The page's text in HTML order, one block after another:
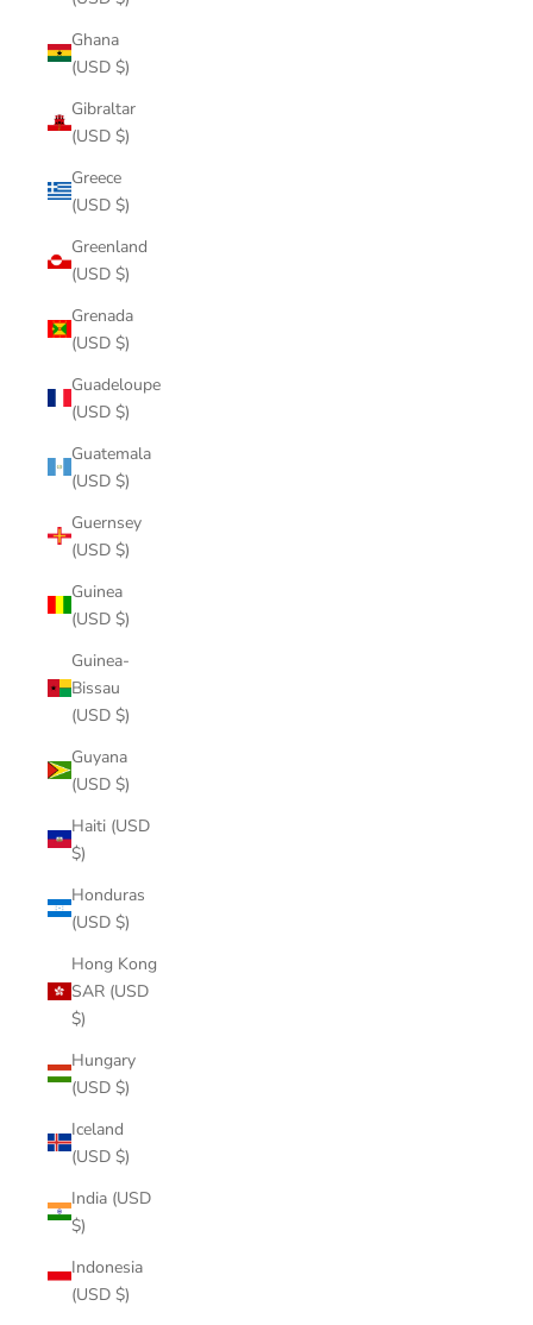
Ghana
(USD $)
Gibraltar
(USD $)
Greece
(USD $)
Greenland
(USD $)
Grenada
(USD $)
Guadeloupe
(USD $)
Guatemala
(USD $)
Guernsey
(USD $)
Guinea
(USD $)
Guinea-
Bissau
(USD $)
Guyana
(USD $)
Haiti (USD
$)
Honduras
(USD $)
Hong Kong
SAR (USD
$)
Hungary
(USD $)
Iceland
(USD $)
India (USD
$)
Indonesia
(USD $)